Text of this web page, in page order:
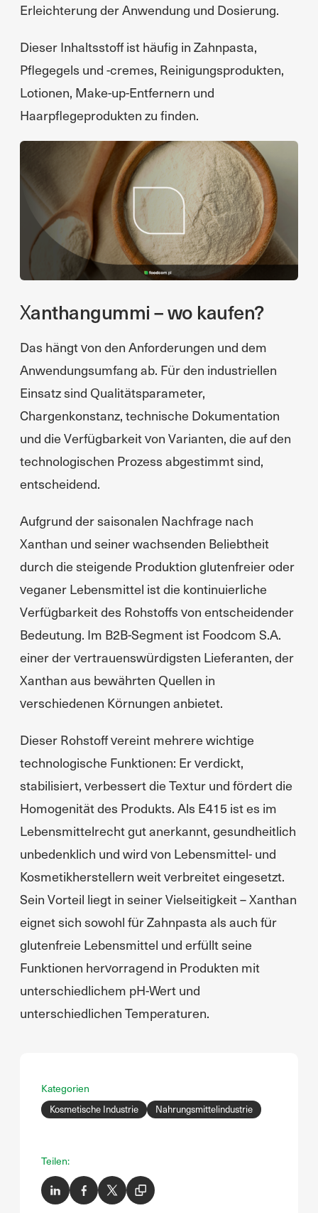
Erleichterung der Anwendung und Dosierung.
Dieser Inhaltsstoff ist häufig in Zahnpasta,
Pflegegels und -cremes, Reinigungsprodukten,
Lotionen, Make-up-Entfernern und
Haarpflegeprodukten zu finden.
Xanthangummi – wo kaufen?
Das hängt von den Anforderungen und dem
Anwendungsumfang ab. Für den industriellen
Einsatz sind Qualitätsparameter,
Chargenkonstanz, technische Dokumentation
und die Verfügbarkeit von Varianten, die auf den
technologischen Prozess abgestimmt sind,
entscheidend.
Aufgrund der saisonalen Nachfrage nach
Xanthan und seiner wachsenden Beliebtheit
durch die steigende Produktion glutenfreier oder
veganer Lebensmittel ist die kontinuierliche
Verfügbarkeit des Rohstoffs von entscheidender
Bedeutung. Im B2B-Segment ist Foodcom S.A.
einer der vertrauenswürdigsten Lieferanten, der
Xanthan aus bewährten Quellen in
verschiedenen Körnungen anbietet.
Dieser Rohstoff vereint mehrere wichtige
technologische Funktionen: Er verdickt,
stabilisiert, verbessert die Textur und fördert die
Homogenität des Produkts. Als E415 ist es im
Lebensmittelrecht gut anerkannt, gesundheitlich
unbedenklich und wird von Lebensmittel- und
Kosmetikherstellern weit verbreitet eingesetzt.
Sein Vorteil liegt in seiner Vielseitigkeit – Xanthan
eignet sich sowohl für Zahnpasta als auch für
glutenfreie Lebensmittel und erfüllt seine
Funktionen hervorragend in Produkten mit
unterschiedlichem pH-Wert und
unterschiedlichen Temperaturen.
Kategorien
Kosmetische Industrie Nahrungsmittelindustrie
Teilen: